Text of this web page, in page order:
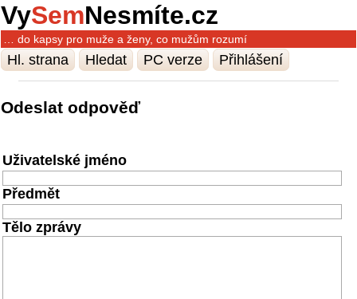
VySemNesmíte.cz
… do kapsy pro muže a ženy, co mužům rozumí
Hl. strana Hledat PC verze Přihlášení
Odeslat odpověď
Uživatelské jméno
Předmět
Tělo zprávy